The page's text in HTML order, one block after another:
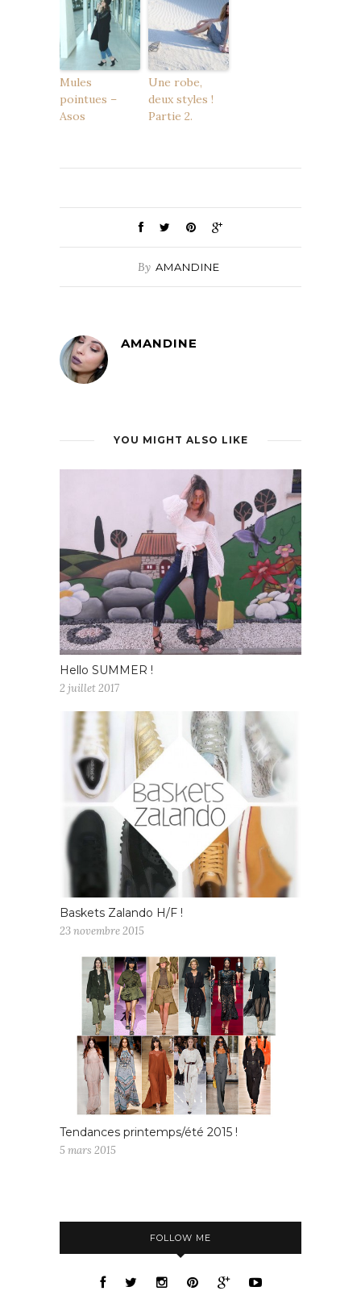
Mules
pointues –
Asos
Une robe,
deux styles !
Partie 2.
By AMANDINE
AMANDINE
YOU MIGHT ALSO LIKE
Hello SUMMER !
2 juillet 2017
Baskets Zalando H/F !
23 novembre 2015
Tendances printemps/été 2015 !
5 mars 2015
FOLLOW ME